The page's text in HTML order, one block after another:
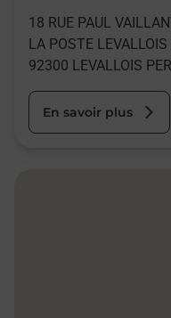
18 RUE PAUL
LA POSTE LEVALLOIS
92300 LEVALLOIS
En savoir plus